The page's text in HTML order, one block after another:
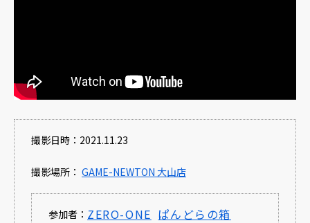
撮影日時：2021.11.23
撮影場所： GAME-NEWTON 大山店
参加者： ZERO-ONE ぱんどらの箱